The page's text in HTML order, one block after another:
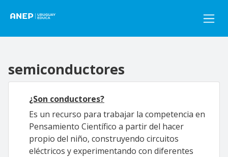
semiconductores
¿Son conductores?
Es un recurso para trabajar la competencia en
Pensamiento Científico a partir del hacer
propio del niño, construyendo circuitos
eléctricos y experimentando con diferentes